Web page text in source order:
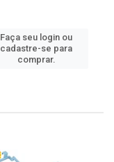
Faça seu login ou
cadastre-se para
comprar.